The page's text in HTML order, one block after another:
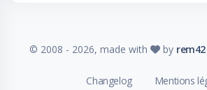
© 2008 - 2026, made with by rem42
Changelog
Mentions